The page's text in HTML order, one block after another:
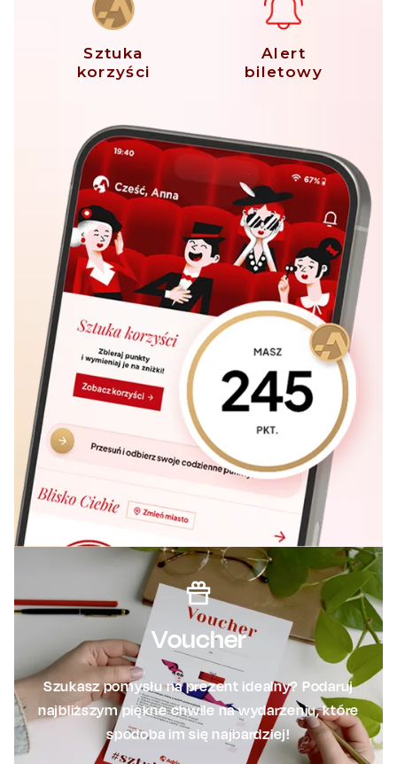
Sztuka
korzyści
Alert
biletowy
Voucher
Szukasz pomysłu na prezent idealny? Podaruj
najbliższym piękne chwile na wydarzeniu, które
spodoba im się najbardziej!